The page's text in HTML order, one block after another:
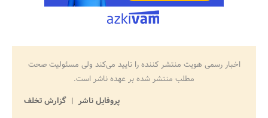
اخبار رسمی هویت منتشر کننده را تایید می‌کند ولی مسئولیت صحت
مطلب منتشر شده بر عهده ناشر است.
پروفایل ناشر
گزارش تخلف